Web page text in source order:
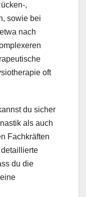
,
sowie bei
nach
oft
du sicher
als auch
Fachkräften
du die